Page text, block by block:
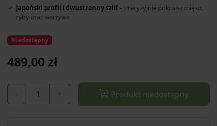
Japoński profil i dwustronny szlif – Precyzyjnie pokroisz mięso,
ryby oraz warzywa
Niedostępny
489,00 zł
- + Produkt niedostępny